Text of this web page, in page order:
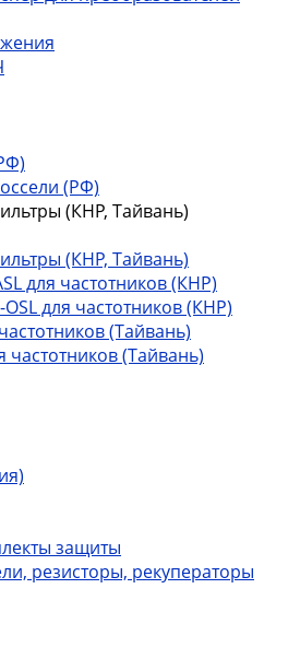
(РФ)
(КНР, Тайвань)
(КНР, Тайвань)
для частотников (КНР)
для частотников (КНР)
(Тайвань)
(Тайвань)
защиты
резисторы, рекуператоры